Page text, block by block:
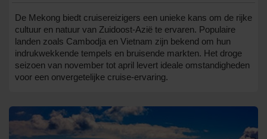
De Mekong biedt cruisereizigers een unieke kans om de rijke
cultuur en natuur van Zuidoost-Azië te ervaren. Populaire
landen zoals Cambodja en Vietnam zijn bekend om hun
indrukwekkende tempels en bruisende markten. Het droge
seizoen van november tot april levert ideale omstandigheden
voor een onvergetelijke cruise-ervaring.